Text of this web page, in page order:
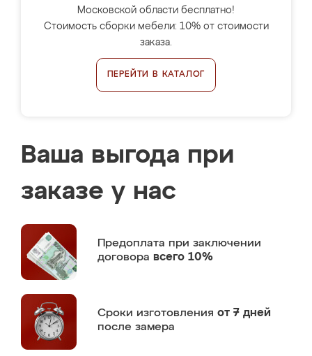
Московской области бесплатно!
Стоимость сборки мебели: 10% от стоимости
заказа.
ПЕРЕЙТИ В КАТАЛОГ
Ваша выгода при
заказе у нас
Предоплата при заключении
договора всего 10%
Сроки изготовления от 7 дней
после замера